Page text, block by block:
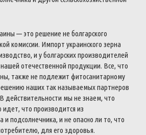
—это решение не болгарского
комиссии. Импорт украинского зерна
, и уболгарскихпроизводителей
нашей отечественной продукции. Все, что
, также не подлежит фитосанитарному
наших такназываемыхпартнеров
В действительности мы не знаем, что
идет, что производится из
и подсолнечника, и не опасно ли то, что
, для его здоровья.